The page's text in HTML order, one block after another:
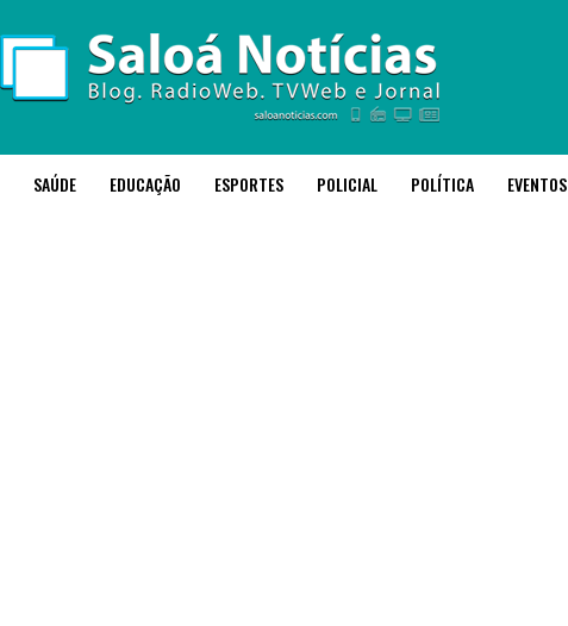
SAÚDE EDUCAÇÃO ESPORTES POLICIAL POLÍTICA EVENTOS